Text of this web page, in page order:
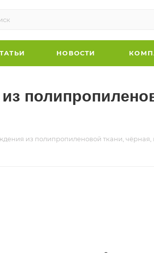
НОВОСТИ
из полипропиленовой ткани, чёрная,